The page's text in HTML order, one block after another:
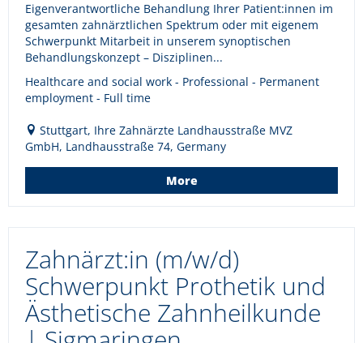
Eigenverantwortliche Behandlung Ihrer Patient:innen im
gesamten zahnärztlichen Spektrum oder mit eigenem
Schwerpunkt Mitarbeit in unserem synoptischen
Behandlungskonzept – Disziplinen...
Healthcare and social work - Professional - Permanent
employment - Full time
Stuttgart, Ihre Zahnärzte Landhausstraße MVZ
GmbH, Landhausstraße 74, Germany
More
Zahnärzt:in (m/w/d)
Schwerpunkt Prothetik und
Ästhetische Zahnheilkunde